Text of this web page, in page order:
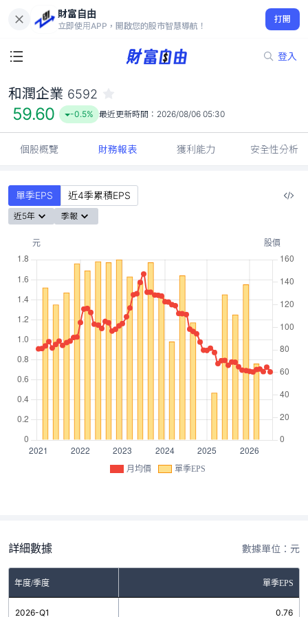
財富自由
立即使用APP，開啟您的股市智慧導航！
打開
登入
59.60
-0.5%
和潤企業 6592
59.60 -0.5% 最近更新時間： 2026/08/06 05:30
個股概覽 財務報表 獲利能力 安全性分析
單季EPS 近4季累積EPS
近5年 季報
月均價 單季EPS
詳細數據 數據單位：元
年度/季度 單季EPS
2026-Q1 0.76